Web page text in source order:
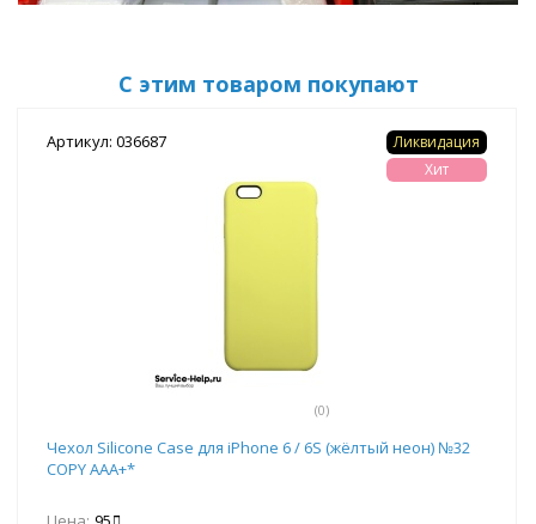
С этим товаром покупают
Артикул: 036687
(0)
Ликвидация
Хит
Чехол Silicone Case для iPhone 6 / 6S (жёлтый неон) №32
COPY AAA+*